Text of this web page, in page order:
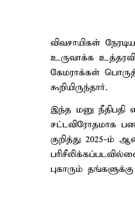
விவசாயிகள்
உருவாக்க
கேமராக்கள்
கூறியிருந்தார்.
இந்த மனு நீதிபதி
சட்டவிரோதமாக
குறித்து 2025-ம்
புகாரும்